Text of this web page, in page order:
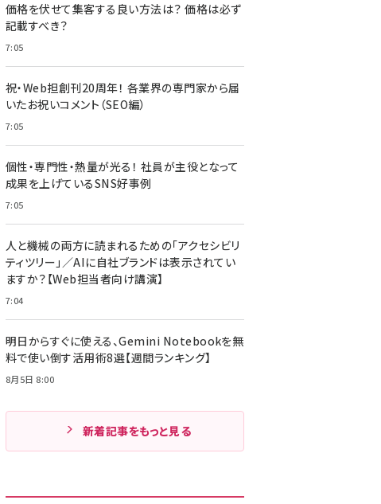
meo (1274)
価格を伏せて集客する良い方法は？ 価格は必ず
記載すべき？
7:05
祝・Web担創刊20周年！ 各業界の専門家から届
いたお祝いコメント（SEO編）
7:05
個性・専門性・熱量が光る！ 社員が主役となって
成果を上げているSNS好事例
7:05
人と機械の両方に読まれるための「アクセシビリ
ティツリー」／AIに自社ブランドは表示されてい
ますか？【Web担当者向け講演】
7:04
明日からすぐに使える、Gemini Notebookを無
料で使い倒す活用術8選【週間ランキング】
8月5日 8:00
新着記事をもっと見る